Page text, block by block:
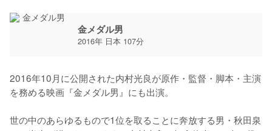
金メダル男
2016年 日本 107分
2016年10月に公開された内村光良が原作・監督・脚本・主演
を務める映画『金メダル男』にも出演。
世の中のあらゆるもので1位を取ることに奔放する男・秋田泉